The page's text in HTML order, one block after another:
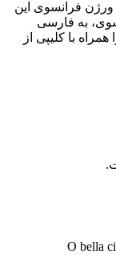
ورژن فرانسوی این
به فارسی
با کلیپی از
O bella